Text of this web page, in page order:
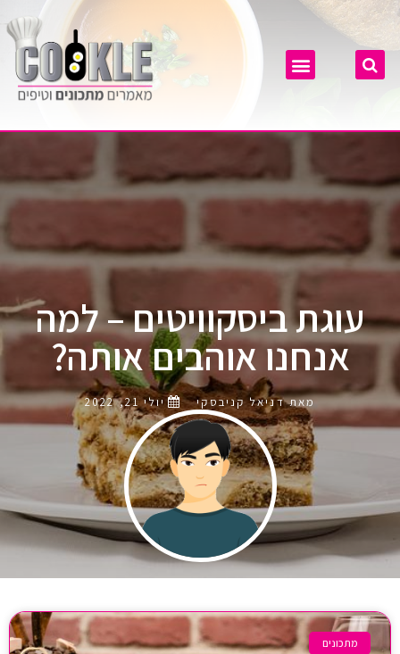
עוגת ביסקוויטים – למה
אנחנו אוהבים אותה?
מאת דניאל קניבסקי יולי 21, 2022
מתכונים